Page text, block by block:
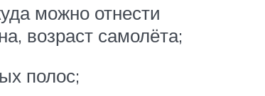
можно отнести
возраст самолёта;
полос;